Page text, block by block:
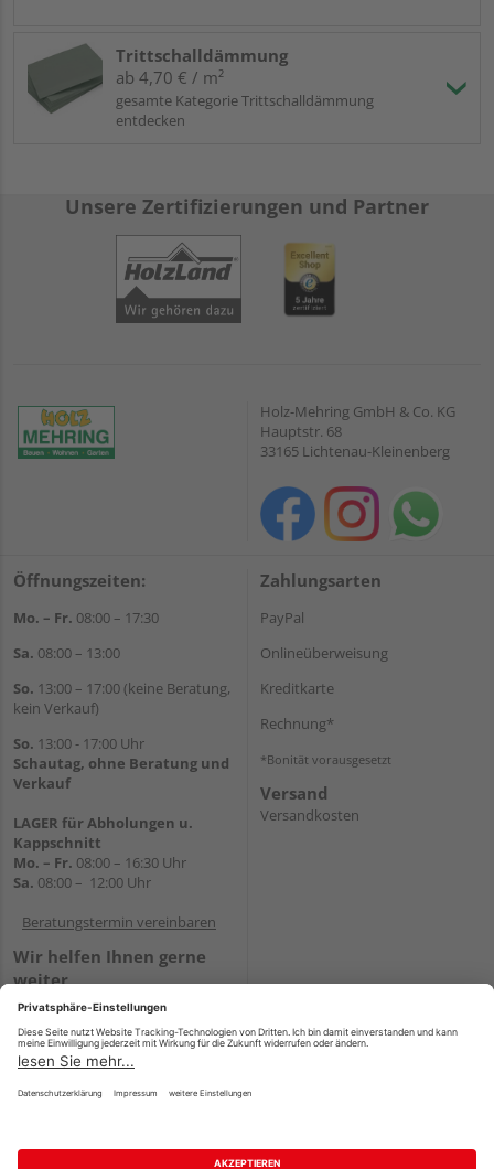
Trittschalldämmung
ab 4,70 € / m²
gesamte Kategorie Trittschalldämmung
entdecken
Unsere Zertifizierungen und Partner
Holz-Mehring GmbH & Co. KG
Hauptstr. 68
33165 Lichtenau-Kleinenberg
Öffnungszeiten:
Mo. – Fr. 08:00 – 17:30
Sa. 08:00 – 13:00
So. 13:00 – 17:00 (keine Beratung,
kein Verkauf)
So. 13:00 - 17:00 Uhr
Schautag, ohne Beratung und
Verkauf
LAGER für Abholungen u.
Kappschnitt
Mo. – Fr. 08:00 – 16:30 Uhr
Sa. 08:00 – 12:00 Uhr
Beratungstermin vereinbaren
Wir helfen Ihnen gerne
weiter
Tel.:+49 5647 94660
WhatsApp
Zahlungsarten
PayPal
Onlineüberweisung
Kreditkarte
Rechnung*
*Bonität vorausgesetzt
Versand
Versandkosten
Impressum AGB Widerruf Datenschutz